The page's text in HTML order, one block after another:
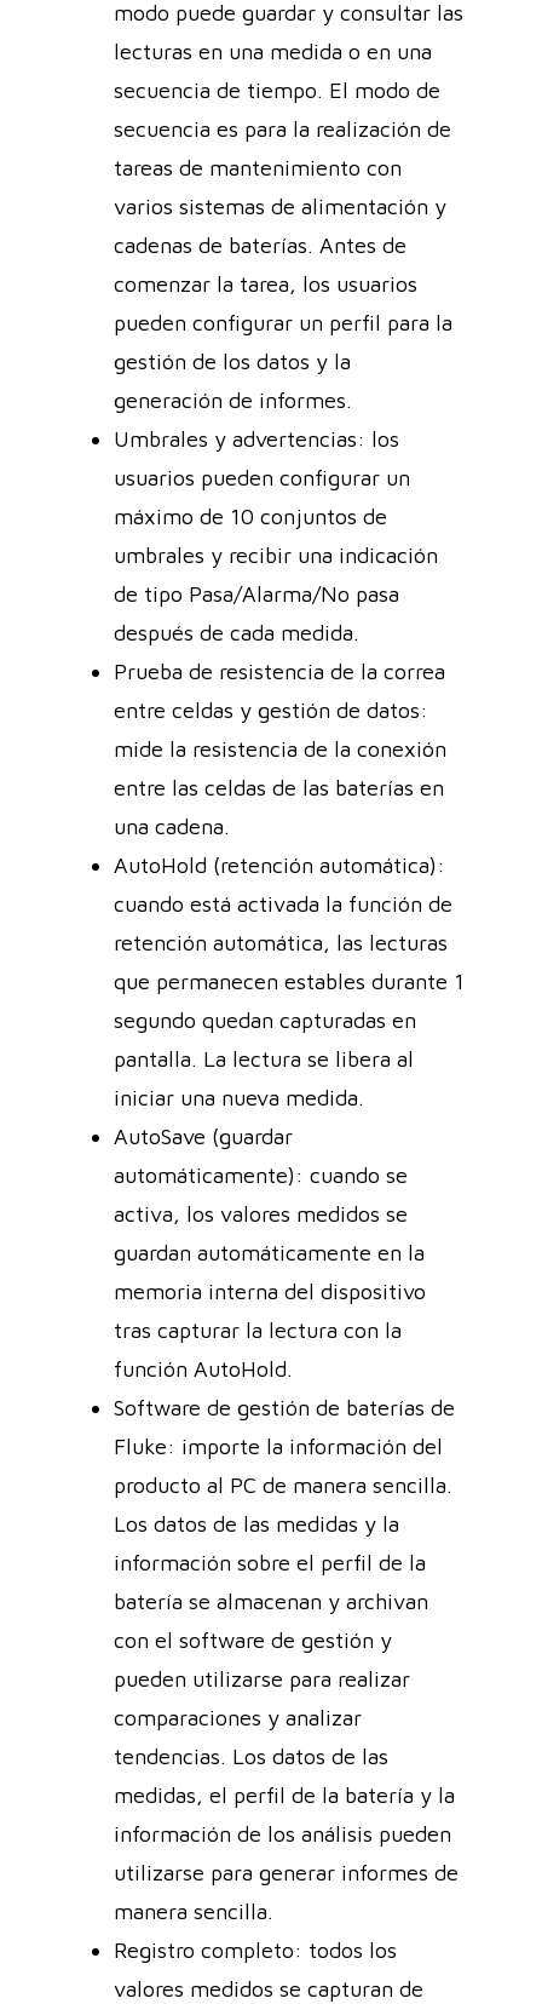
modo puede guardar y consultar las
lecturas en una medida o en una
secuencia de tiempo. El modo de
secuencia es para la realización de
tareas de mantenimiento con
varios sistemas de alimentación y
cadenas de baterías. Antes de
comenzar la tarea, los usuarios
pueden configurar un perfil para la
gestión de los datos y la
generación de informes.
Umbrales y advertencias: los
usuarios pueden configurar un
máximo de 10 conjuntos de
umbrales y recibir una indicación
de tipo Pasa/Alarma/No pasa
después de cada medida.
Prueba de resistencia de la correa
entre celdas y gestión de datos:
mide la resistencia de la conexión
entre las celdas de las baterías en
una cadena.
AutoHold (retención automática):
cuando está activada la función de
retención automática, las lecturas
que permanecen estables durante 1
segundo quedan capturadas en
pantalla. La lectura se libera al
iniciar una nueva medida.
AutoSave (guardar
automáticamente): cuando se
activa, los valores medidos se
guardan automáticamente en la
memoria interna del dispositivo
tras capturar la lectura con la
función AutoHold.
Software de gestión de baterías de
Fluke: importe la información del
producto al PC de manera sencilla.
Los datos de las medidas y la
información sobre el perfil de la
batería se almacenan y archivan
con el software de gestión y
pueden utilizarse para realizar
comparaciones y analizar
tendencias. Los datos de las
medidas, el perfil de la batería y la
información de los análisis pueden
utilizarse para generar informes de
manera sencilla.
Registro completo: todos los
valores medidos se capturan de